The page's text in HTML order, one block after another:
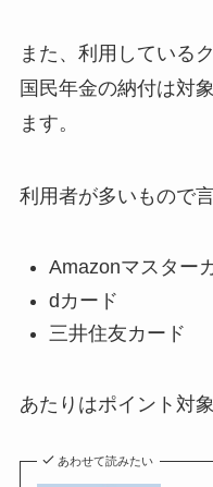
また、利用している
国民年金の納付は対
ます。
利用者が多いもので
Amazonマスター
dカード
三井住友カード
あたりはポイント対
あわせて読みたい